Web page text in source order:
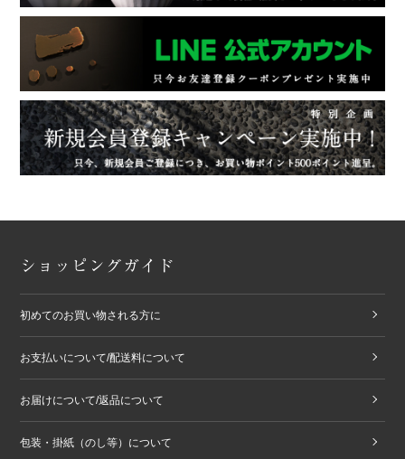
ショッピングガイド
初めてのお買い物される方に
お支払いについて/配送料について
お届けについて/返品について
包装・掛紙（のし等）について